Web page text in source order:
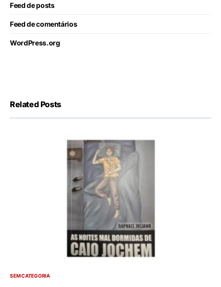
Feed de posts
Feed de comentários
WordPress.org
Related Posts
SEM CATEGORIA